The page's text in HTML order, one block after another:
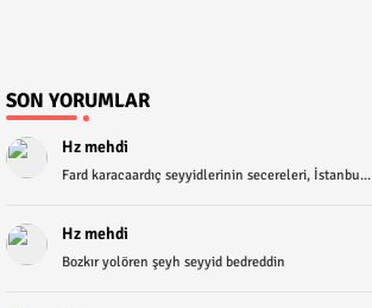
SON YORUMLAR
Hz mehdi
Fard karacaardıç seyyidlerinin secereleri, İstanbu...
Hz mehdi
Bozkır yolören şeyh seyyid bedreddin